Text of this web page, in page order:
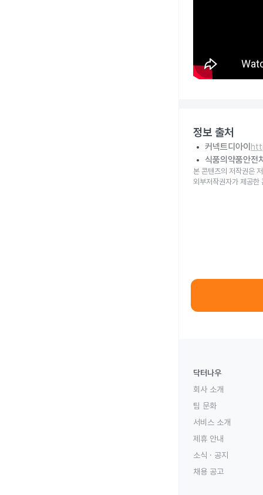
정보 출처
커넥트디아이
식품의약품안전
본 콘텐츠의 저작권은
외부저작권자가 제공한
닥터나우
회사 소개
팀 문화
서비스 소개
제휴 안내
소식 · 공지
채용 공고